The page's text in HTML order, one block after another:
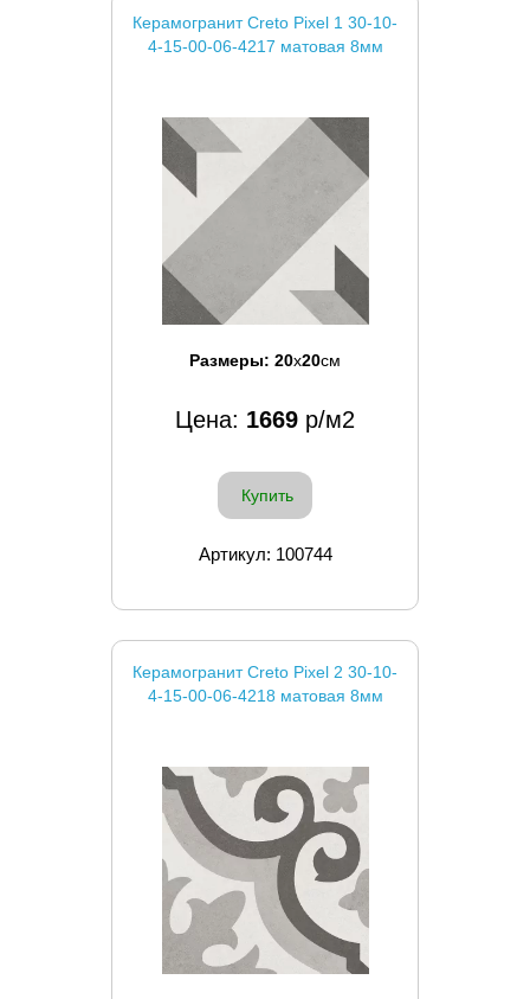
Керамогранит Creto Pixel 1 30-10-
4-15-00-06-4217 матовая 8мм
Размеры: 20x20см
Цена: 1669 р/м2
Купить
Артикул: 100744
Керамогранит Creto Pixel 2 30-10-
4-15-00-06-4218 матовая 8мм